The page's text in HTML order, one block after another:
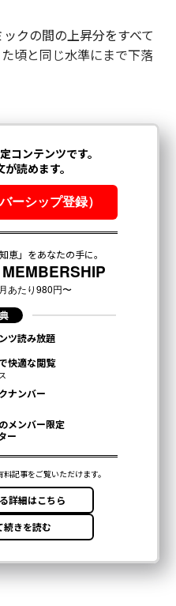
クの間の上昇分をすべて
頃と同じ水準にまで下落